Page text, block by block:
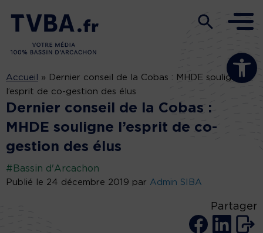
Ouvrir la
Accueil »
Dernier conseil de la Cobas : MHDE souligne
l’esprit de co-gestion des élus
Dernier conseil de la Cobas :
MHDE souligne l’esprit de co-
gestion des élus
#Bassin d'Arcachon
Publié le 24 décembre 2019 par Admin SIBA
Partager